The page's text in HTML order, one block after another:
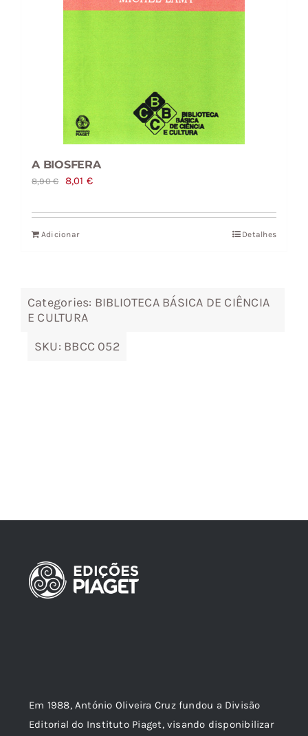
A BIOSFERA
8,90€
O
original
era:
8,01 €O
atual
Adicionar Detalhes
Categories: BIBLIOTECA BÁSICA DE CIÊNCIA
E CULTURA
SKU: BBCC 052
Em 1988, António Oliveira Cruz fundou a Divisão
Editorial do Instituto Piaget, visando disponibilizar